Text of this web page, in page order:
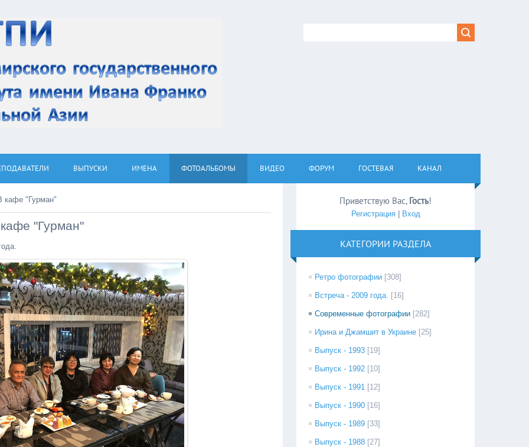
ВЫПУСКИ ИМЕНА ФОТОАЛЬБОМЫ ВИДЕО ФОРУМ ГОСТЕВАЯ КАНАЛ
кафе "Гурман"
"Гурман"
Приветствую Вас, Гость!
Регистрация| Вход
КАТЕГОРИИ РАЗДЕЛА
Ретро фотографии [308]
Встреча - 2009 года. [16]
Современные фотографии [282]
Ирина и Джамшит в Украине [25]
Выпуск - 1993 [19]
Выпуск - 1992 [10]
Выпуск - 1991 [12]
Выпуск - 1990 [16]
Выпуск - 1989 [33]
Выпуск - 1988 [27]